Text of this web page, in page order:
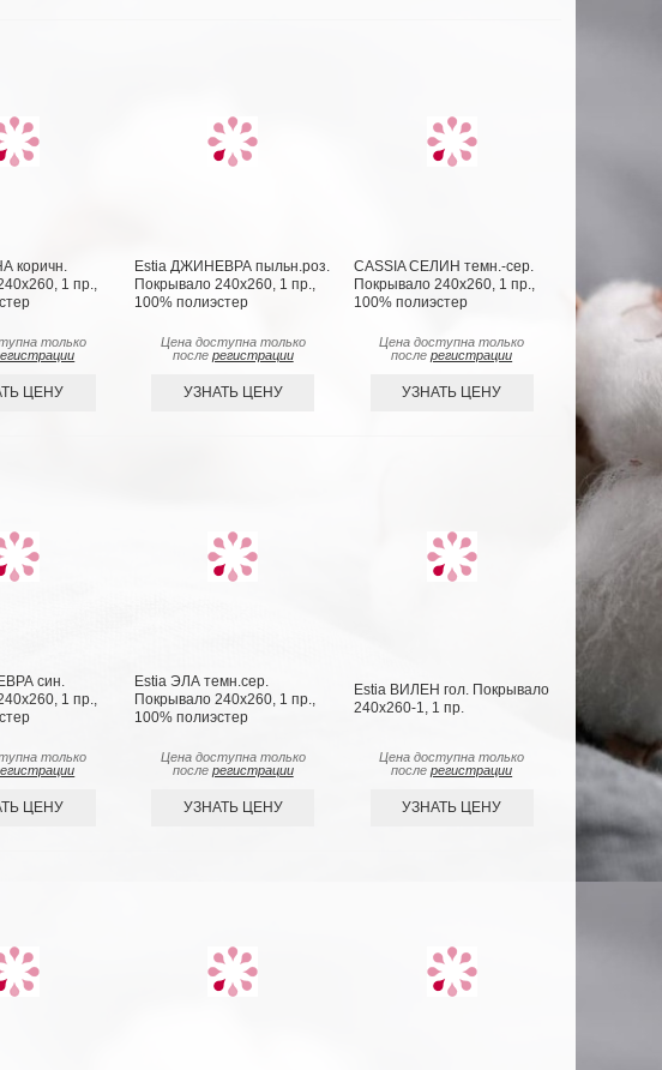
коричн.
1 пр.,
только
ЦЕНУ
Estia ДЖИНЕВРА пыльн.роз.
Покрывало 240х260, 1 пр.,
100% полиэстер
Цена доступна только
после регистрации
УЗНАТЬ ЦЕНУ
CASSIA СЕЛИН темн.-сер.
Покрывало 240х260, 1 пр.,
100% полиэстер
Цена доступна только
послерегистрации
УЗНАТЬ ЦЕНУ
син.
1 пр.,
только
ЦЕНУ
Estia ЭЛА темн.сер.
Покрывало 240х260, 1 пр.,
100% полиэстер
Цена доступна только
после регистрации
УЗНАТЬ ЦЕНУ
Estia ВИЛЕН гол. Покрывало
240х260-1, 1 пр.
Цена доступна только
послерегистрации
УЗНАТЬ ЦЕНУ